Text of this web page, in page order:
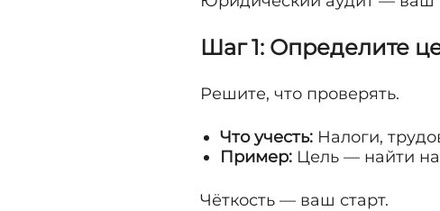
Шаг 1: Определите
Решите, что проверять.
Что учесть: Налоги,
Пример: Цель — найти
Чёткость — ваш старт.